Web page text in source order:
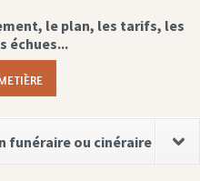
le plan, les tarifs, les
échues...
funéraire ou cinéraire